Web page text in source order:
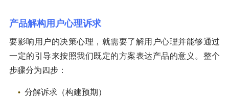
产品解构用户心理诉求
要影响用户的决策心理，就需要了解用户心理并能够通过
一定的引导来按照我们既定的方案表达产品的意义。整个
步骤分为四步：
分解诉求（构建预期）